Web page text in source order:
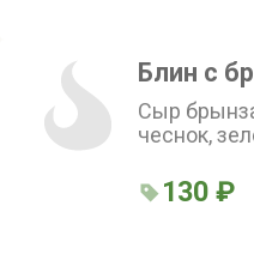
Блин с
Сыр
чеснок,
130 ₽